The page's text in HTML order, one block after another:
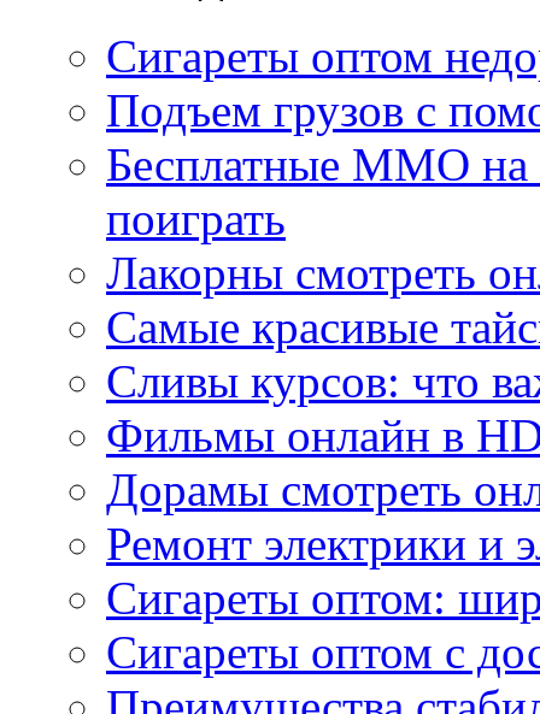
Сигареты оптом
Подъем грузов с
Бесплатные MMO
поиграть
Лакорны смотреть
Самые красивые
Сливы курсов: что
Фильмы онлайн в
Дорамы смотреть
Ремонт электрики и
Сигареты оптом:
Сигареты оптом с